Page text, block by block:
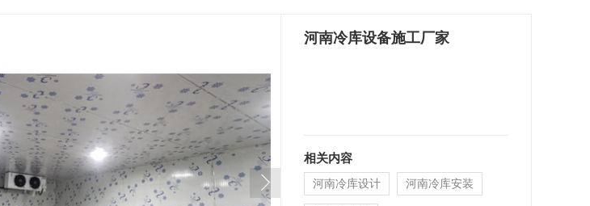
河南冷库设备施工厂家
相关内容
河南冷库设计 河南冷库安装